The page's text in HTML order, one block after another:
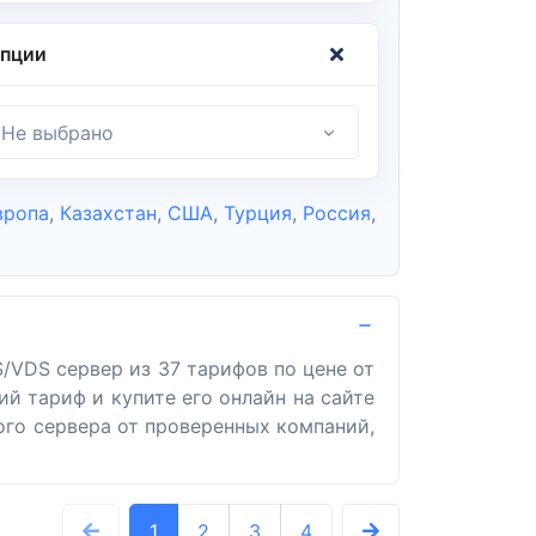
Не выбрано
, Казахстан, США, Турция, Россия,
сервер из 37 тарифов по цене от
тариф и купите его онлайн на сайте
сервера от проверенных компаний,